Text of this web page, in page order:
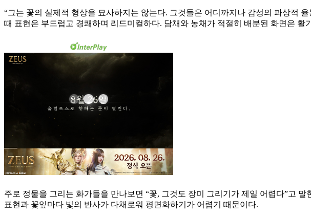
“그는 꽃의 실제적 형상을 묘사하지는 않는다. 그것들은 어디까지나 감성의 파상적
때 표현은 부드럽고 경쾌하며 리드미컬하다. 담채와 농채가 적절히 배분된 화면은 활
주로 정물을 그리는 화가들을 만나보면 “꽃, 그것도 장미 그리기가 제일 어렵다”고
표현과 꽃잎마다 빛의 반사가 다채로워 평면화하기가 어렵기 때문이다.